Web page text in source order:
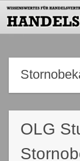
OLG